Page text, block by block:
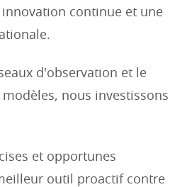
innovation continue et une
d'observation et le
nous investissons
et opportunes
outil proactif contre